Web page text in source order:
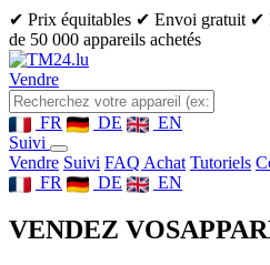
✔ Prix équitables ✔ Envoi gratuit ✔
de 50 000 appareils achetés
Vendre
FR DE
EN
Suivi
Vendre Suivi FAQ Achat Tutoriels
FR
DE EN
VENDEZ VOS